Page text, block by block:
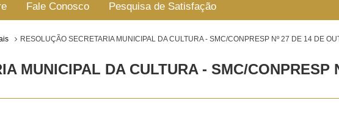
Fale Conosco Pesquisa de Satisfação
RESOLUÇÃO SECRETARIA MUNICIPAL DA CULTURA - SMC/CONPRESP Nº 27 DE 14 DE
MUNICIPAL DA CULTURA - SMC/CONPRESP